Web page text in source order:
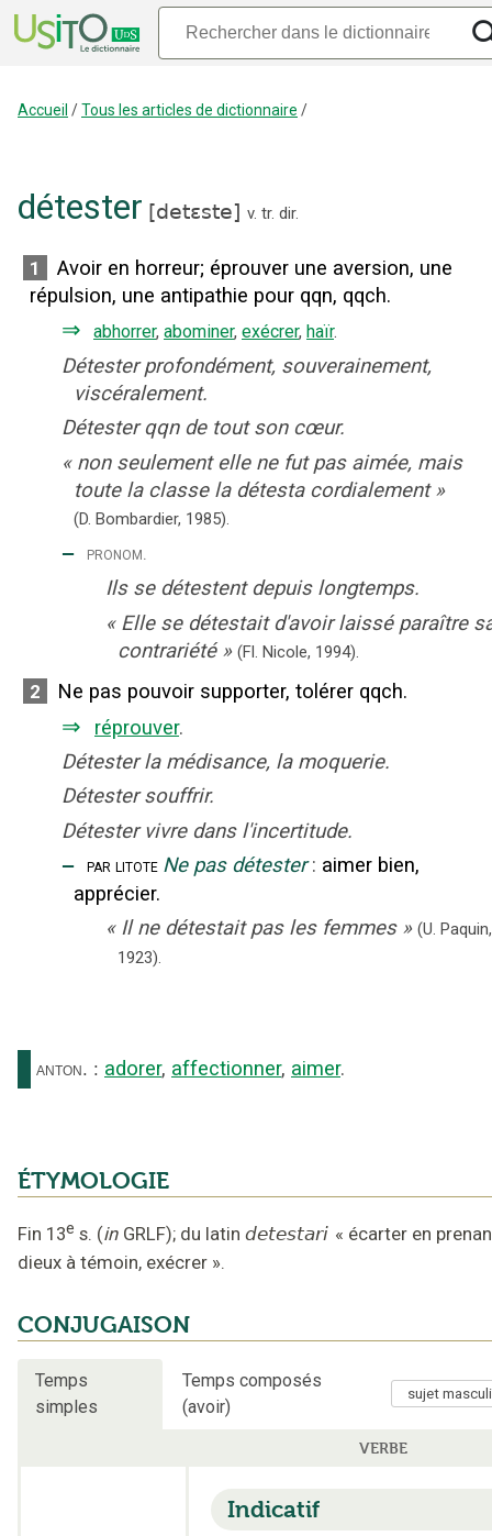
Accueil /Tous les articles de dictionnaire /
détester [detɛste] v. tr. dir.
1 Avoir en horreur; éprouver une aversion, une
répulsion, une antipathie pour qqn, qqch.
⇒ abhorrer, abominer, exécrer, haïr.
Détester profondément, souverainement,
viscéralement.
Détester qqn de tout son cœur.
« non seulement elle ne fut pas aimée, mais
toute la classe la détesta cordialement »
(D. Bombardier, 1985).
‒ pronom.
Ils se détestent depuis longtemps.
« Elle se détestait d'avoir laissé paraître
contrariété » (Fl. Nicole, 1994).
2 Ne pas pouvoir supporter, tolérer qqch.
⇒ réprouver.
Détester la médisance, la moquerie.
Détester souffrir.
Détester vivre dans l'incertitude.
‒ par litote Ne pas détester : aimer bien,
apprécier.
« Il ne détestait pas les femmes » (U. Paquin,
1923).
anton. : adorer, affectionner, aimer.
ÉTYMOLOGIE
Fin 13e s. (in GRLF); du latin detestari « écarter en
dieux à témoin, exécrer ».
CONJUGAISON
Temps
simples
Temps composés
(avoir)
VERBE
Indicatif